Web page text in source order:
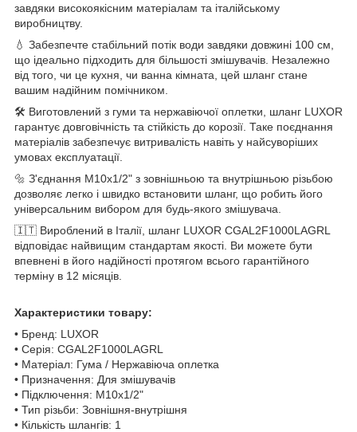
завдяки високоякісним матеріалам та італійському
виробництву.
💧 Забезпечте стабільний потік води завдяки довжині 100 см,
що ідеально підходить для більшості змішувачів. Незалежно
від того, чи це кухня, чи ванна кімната, цей шланг стане
вашим надійним помічником.
🛠️ Виготовлений з гуми та нержавіючої оплетки, шланг LUXOR
гарантує довговічність та стійкість до корозії. Таке поєднання
матеріалів забезпечує витривалість навіть у найсуворіших
умовах експлуатації.
🔩 З'єднання M10x1/2" з зовнішньою та внутрішньою різьбою
дозволяє легко і швидко встановити шланг, що робить його
універсальним вибором для будь-якого змішувача.
🇮🇹 Вироблений в Італії, шланг LUXOR CGAL2F1000LAGRL
відповідає найвищим стандартам якості. Ви можете бути
впевнені в його надійності протягом всього гарантійного
терміну в 12 місяців.
Характеристики товару:
• Бренд: LUXOR
• Серія: CGAL2F1000LAGRL
• Матеріал: Гума / Нержавіюча оплетка
• Призначення: Для змішувачів
• Підключення: M10x1/2"
• Тип різьби: Зовнішня-внутрішня
• Кількість шлангів: 1